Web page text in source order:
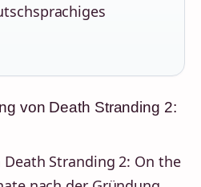
von Death Stranding 2:
Death Stranding 2: On the